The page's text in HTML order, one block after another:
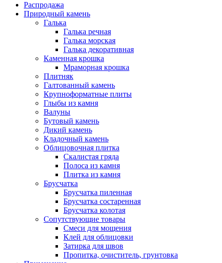
Распродажа
Природный камень
Галька
Галька речная
Галька морская
Галька декоративная
Каменная крошка
Мраморная крошка
Плитняк
Галтованный камень
Крупноформатные плиты
Глыбы из камня
Валуны
Бутовый камень
Дикий камень
Кладочный камень
Облицовочная плитка
Скалистая гряда
Полоса из камня
Плитка из камня
Брусчатка
Брусчатка пиленная
Брусчатка состаренная
Брусчатка колотая
Сопутствующие товары
Смеси для мощения
Клей для облицовки
Затирка для швов
Пропитка, очиститель, грунтовка